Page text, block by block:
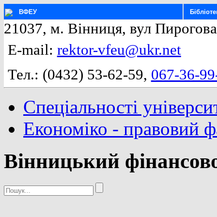
ВФЕУ
21037, м. Вінниця, вул
E-mail: rektor-vfeu@ukr.net
Тел.: (0432) 53-62-59, 067-36-
Спеціальності
Економіко - правовий
Вінницький